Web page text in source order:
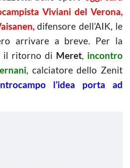
Viviani del Verona,
difensore dell’AIK, le
arrivare a breve. Per la
il ritorno di Meret, incontro
, calciatore dello Zenit
l’idea porta ad